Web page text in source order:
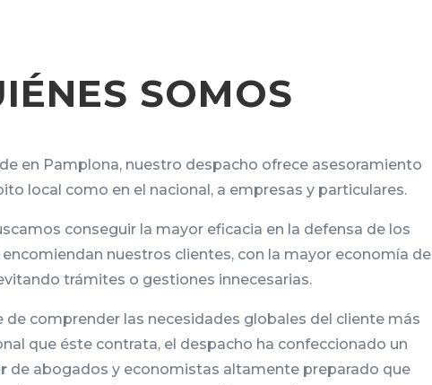
SOMOS
en Pamplona, nuestro despacho ofrece asesoramiento
local como en el nacional, a empresas y particulares.
conseguir la mayor eficacia en la defensa de los
nuestros clientes, con la mayor economía de
trámites o gestiones innecesarias.
comprender las necesidades globales del cliente más
que éste contrata, el despacho ha confeccionado un
de abogados y economistas altamente preparado que